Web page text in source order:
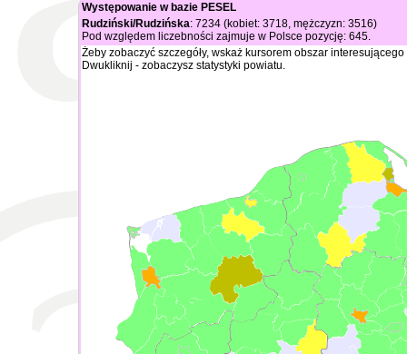
Występowanie w bazie PESEL
Rudziński/Rudzińska: 7234 (kobiet: 3718, mężczyzn: 3516)
Pod względem liczebności zajmuje w Polsce pozycję: 645.
Żeby zobaczyć szczegóły, wskaż kursorem obszar
Dwukliknij - zobaczysz statystyki powiatu.